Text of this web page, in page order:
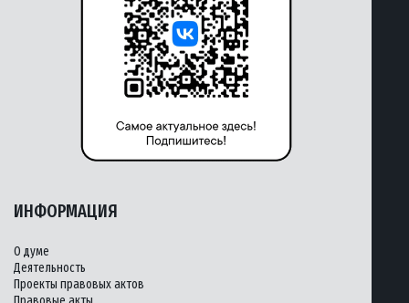
ИНФОРМАЦИЯ
О думе
Деятельность
Проекты правовых актов